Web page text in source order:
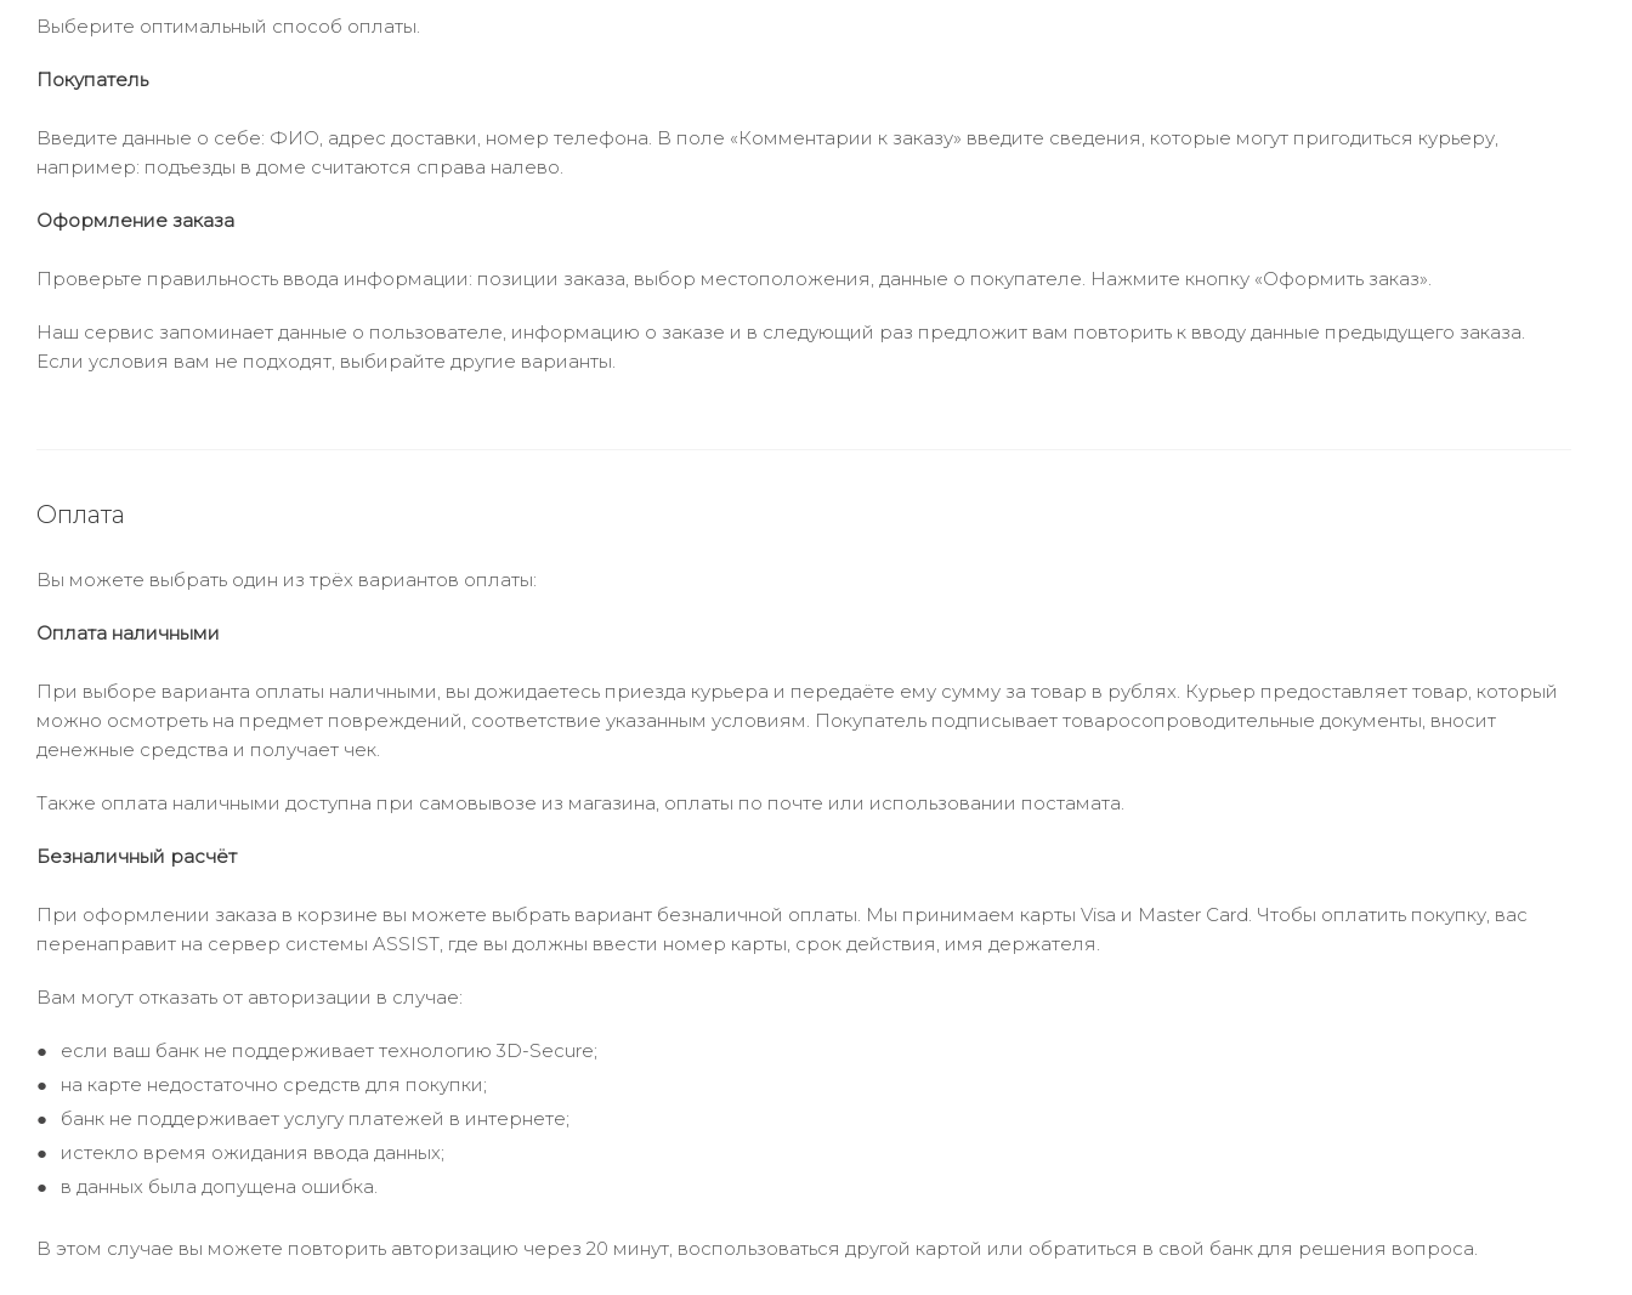
Выберите оптимальный способ оплаты.
Покупатель
Введите данные о себе: ФИО, адрес доставки, номер телефона. В поле «Комментарии к заказу» введите сведения, которые могут пригодиться курьеру,
например: подъезды в доме считаются справа налево.
Оформление заказа
Проверьте правильность ввода информации: позиции заказа, выбор местоположения, данные о покупателе. Нажмите кнопку «Оформить заказ».
Наш сервис запоминает данные о пользователе, информацию о заказе и в следующий раз предложит вам повторить к вводу данные предыдущего заказа.
Если условия вам не подходят, выбирайте другие варианты.
Оплата
Вы можете выбрать один из трёх вариантов оплаты:
Оплата наличными
При выборе варианта оплаты наличными, вы дожидаетесь приезда курьера и передаёте ему сумму за товар в рублях. Курьер предоставляет товар, который
можно осмотреть на предмет повреждений, соответствие указанным условиям. Покупатель подписывает товаросопроводительные документы, вносит
денежные средства и получает чек.
Также оплата наличными доступна при самовывозе из магазина, оплаты по почте или использовании постамата.
Безналичный расчёт
При оформлении заказа в корзине вы можете выбрать вариант безналичной оплаты. Мы принимаем карты Visa и Master Card. Чтобы оплатить покупку, вас
перенаправит на сервер системы ASSIST, где вы должны ввести номер карты, срок действия, имя держателя.
Вам могут отказать от авторизации в случае:
если ваш банк не поддерживает технологию 3D-Secure;
на карте недостаточно средств для покупки;
банк не поддерживает услугу платежей в интернете;
истекло время ожидания ввода данных;
в данных была допущена ошибка.
В этом случае вы можете повторить авторизацию через 20 минут, воспользоваться другой картой или обратиться в свой банк для решения вопроса.